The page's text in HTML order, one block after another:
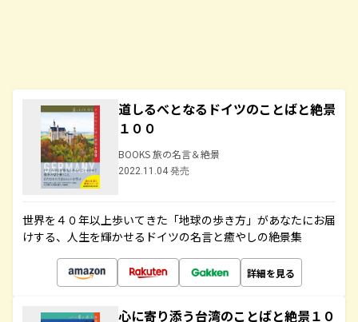
道しるべとなるドイツのことばと絶景
１００
BOOKS 旅の名言＆絶景
2022.11.04 発売
世界を４０年以上歩いてきた「地球の歩き方」があなたにお届
けする、人生を輝かせるドイツの名言と癒やしの絶景集
詳細を見る
心に寄り添う台湾のことばと絶景１０